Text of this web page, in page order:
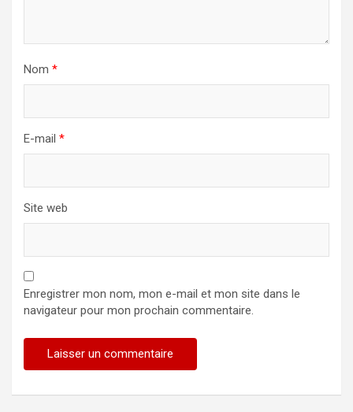
Nom *
E-mail *
Site web
Enregistrer mon nom, mon e-mail et mon site dans le
navigateur pour mon prochain commentaire.